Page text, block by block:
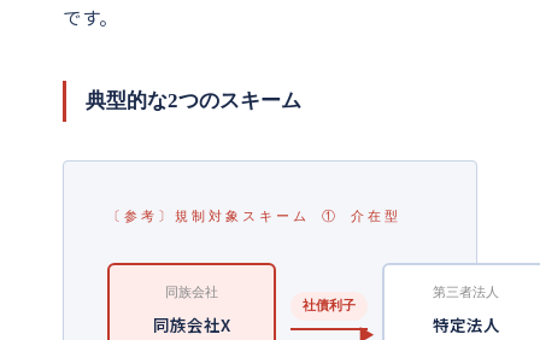
です。
典型的な2つのスキーム
〔参考〕規制対象スキーム ① 介在型
同族会社
同族会社X
社債利子
第三者法人
特定法人